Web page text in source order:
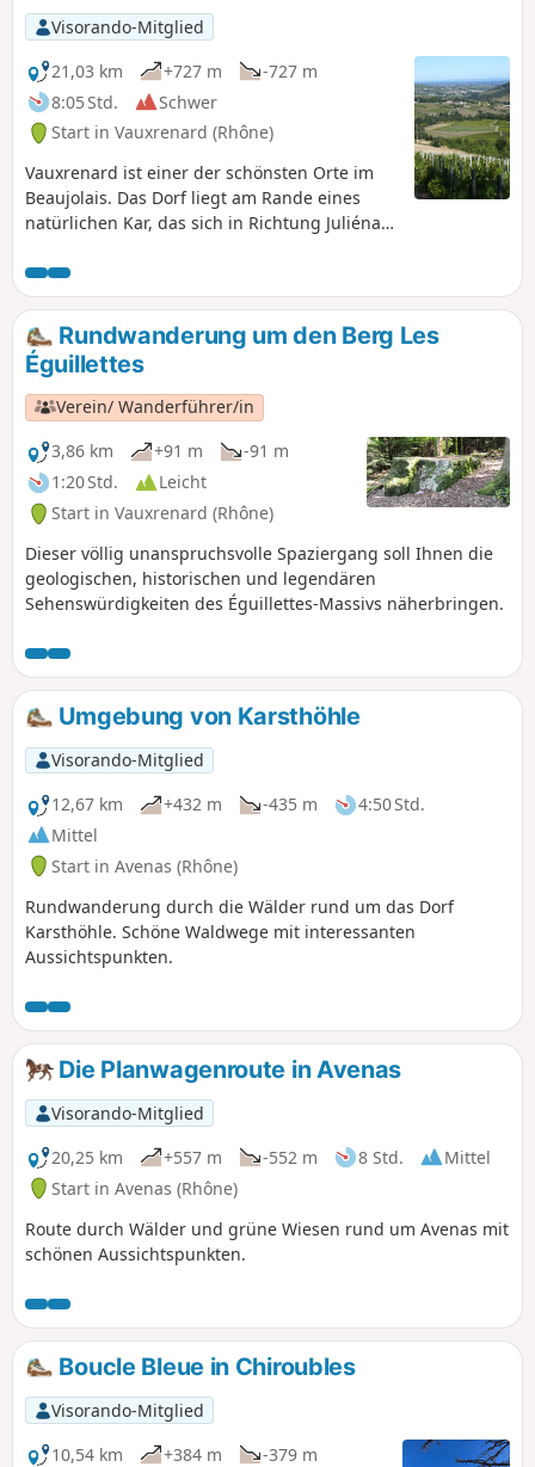
Visorando-Mitglied
21,03 km
+727 m
-727 m
8:05 Std.
Schwer
Start in Vauxrenard (Rhône)
Vauxrenard ist einer der schönsten Orte im
Beaujolais. Das Dorf liegt am Rande eines
natürlichen Kar, das sich in Richtung Juliénas
bietet Ihnen eine abwechslungsreiche Strecke
zwischen steilen Weinbergen, herrlichen
Wäldern und Panoramablicken bis zu den
Alpen bei klarem Wetter.
Rundwanderung um den Berg Les
Éguillettes
Verein/ Wanderführer/in
3,86 km
+91 m
-91 m
1:20 Std.
Leicht
Start in Vauxrenard (Rhône)
Dieser völlig unanspruchsvolle Spaziergang soll Ihnen die
geologischen, historischen und legendären
Sehenswürdigkeiten des Éguillettes-Massivs näherbringen.
Umgebung von Karsthöhle
Visorando-Mitglied
12,67 km
+432 m -435 m
4:50 Std.
Mittel
Start in Avenas (Rhône)
Rundwanderung durch die Wälder rund um das Dorf
Karsthöhle. Schöne Waldwege mit interessanten
Aussichtspunkten.
Die Planwagenroute in Avenas
Visorando-Mitglied
20,25 km
+557 m -552 m 8 Std.
Mittel
Start in Avenas (Rhône)
Route durch Wälder und grüne Wiesen rund um Avenas mit
schönen Aussichtspunkten.
Boucle Bleue in Chiroubles
Visorando-Mitglied
10,54 km
+384 m
-379 m